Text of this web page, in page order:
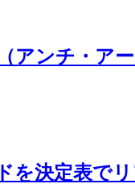
アンチ・アー
を決定表で